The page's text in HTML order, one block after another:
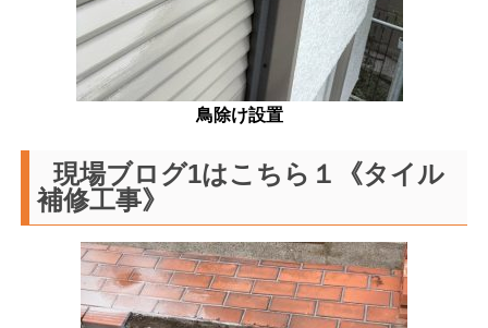
鳥除け設置
現場ブログ1はこちら１《タイル
補修工事》